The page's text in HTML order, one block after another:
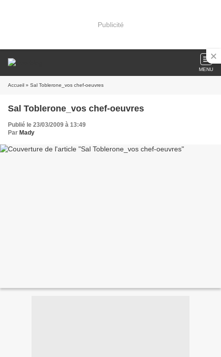
Publicité
MENU
Accueil » Sal Toblerone_vos chef-oeuvres
Sal Toblerone_vos chef-oeuvres
Publié le 23/03/2009 à 13:49
Par Mady